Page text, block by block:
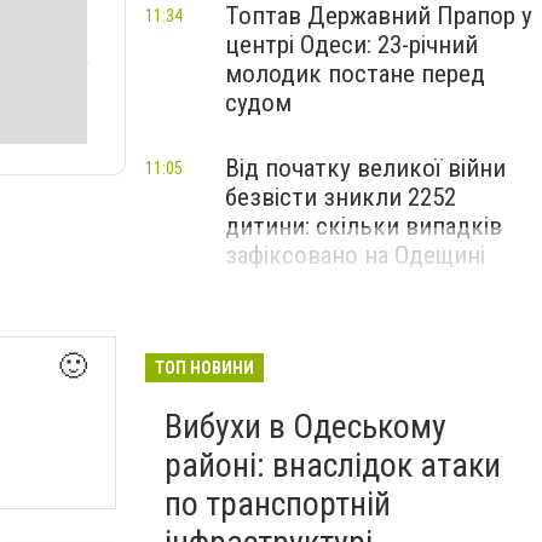
🙂
Топтав Державний Прапор у
центрі Одеси: 23-річний
молодик постане перед
судом
11:34
Від початку великої війни
безвісти зникли 2252
дитини: скільки випадків
зафіксовано на Одещині
11:05
ТОП НОВИНИ
Вибухи в Одеському
районі: внаслідок атаки
по транспортній